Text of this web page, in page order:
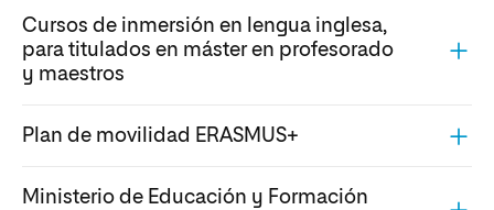
Cursos de inmersión en lengua inglesa,
para titulados en máster en profesorado
y maestros
Plan de movilidad ERASMUS+
Ministerio de Educación y Formación